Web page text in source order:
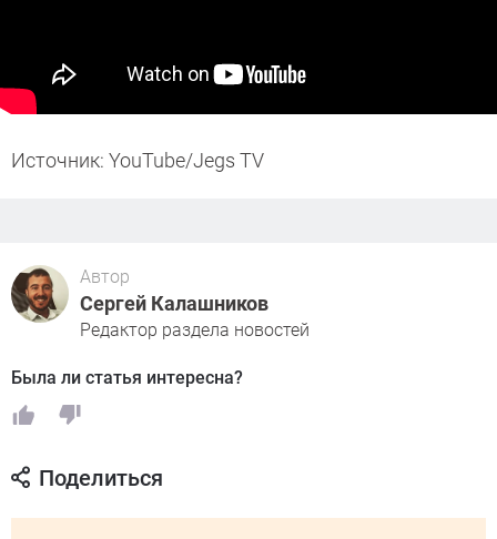
Источник: YouTube/Jegs TV
Автор
Сергей Калашников
Редактор раздела новостей
Была ли статья интересна?
Поделиться